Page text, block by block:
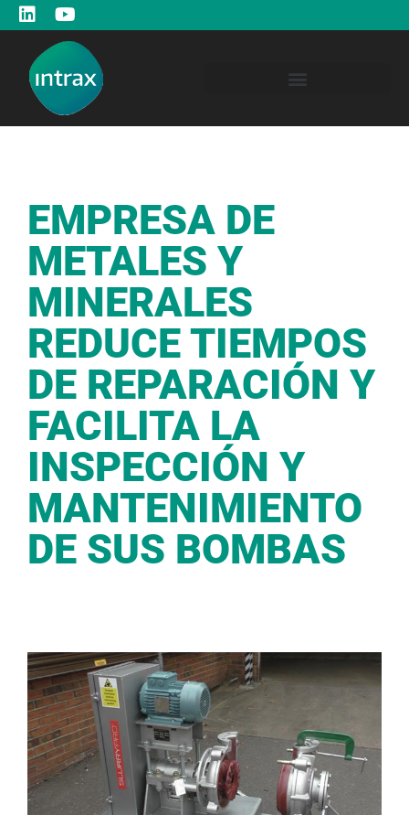
EMPRESA DE
METALES Y
MINERALES
REDUCE TIEMPOS
DE REPARACIÓN Y
FACILITA LA
INSPECCIÓN Y
MANTENIMIENTO
DE SUS BOMBAS